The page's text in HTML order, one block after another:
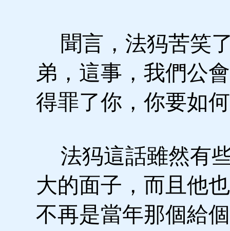
聞言，法犸苦笑
弟，這事，我們公
得罪了你，你要如
法犸這話雖然有
大的面子，而且他
不再是當年那個給